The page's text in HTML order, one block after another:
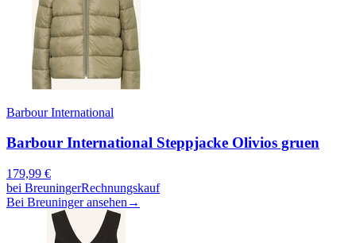
Barbour International
Barbour International Steppjacke Olivios gruen
179,99 €
bei BreuningerRechnungskauf
Bei Breuninger ansehen →